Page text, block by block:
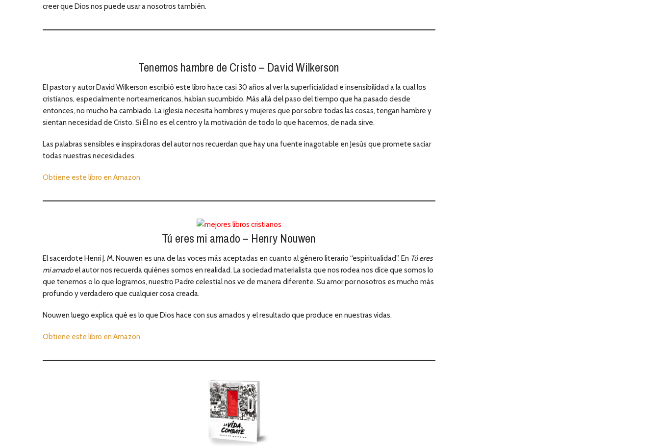
creer que Dios nos puede usar a nosotros también.
Tenemos hambre de Cristo – David Wilkerson
El pastor y autor David Wilkerson escribió este libro hace casi 30 años al ver la superficialidad e insensibilidad a la cual los
cristianos, especialmente norteamericanos, habían sucumbido. Más allá del paso del tiempo que ha pasado desde
entonces, no mucho ha cambiado. La iglesia necesita hombres y mujeres que por sobre todas las cosas, tengan hambre y
sientan necesidad de Cristo. Si Él no es el centro y la motivación de todo lo que hacemos, de nada sirve.
Las palabras sensibles e inspiradoras del autor nos recuerdan que hay una fuente inagotable en Jesús que promete saciar
todas nuestras necesidades.
Obtiene este libro en Amazon
Tú eres mi amado – Henry Nouwen
El sacerdote Henri J. M. Nouwen es una de las voces más aceptadas en cuanto al género literario “espiritualidad”. En Tú eres
mi amadoel autor nos recuerda quiénes somos en realidad. La sociedad materialista que nos rodea nos dice que somos lo
que tenemos o lo que logramos, nuestro Padre celestial nos ve de manera diferente. Su amor por nosotros es mucho más
profundo y verdadero que cualquier cosa creada.
Nouwen luego explica qué es lo que Dios hace con sus amados y el resultado que produce en nuestras vidas.
Obtiene este libro en Amazon